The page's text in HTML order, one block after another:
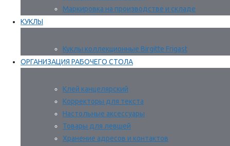
Маркировка на производстве и складе
КУКЛЫ
Куклы коллекционные Birgitte Frigast
ОРГАНИЗАЦИЯ РАБОЧЕГО СТОЛА
Клей канцелярский
Корректоры для текста
Настольные аксессуары
Товары для левшей
Хранение адресов и контактов